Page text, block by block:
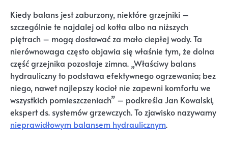
Kiedy balans jest zaburzony, niektóre grzejniki –
szczególnie te najdalej od kotła albo na niższych
piętrach – mogą dostawać za mało ciepłej wody. Ta
nierównowaga często objawia się właśnie tym, że dolna
część grzejnika pozostaje zimna. „Właściwy balans
hydrauliczny to podstawa efektywnego ogrzewania; bez
niego, nawet najlepszy kocioł nie zapewni komfortu we
wszystkich pomieszczeniach” – podkreśla Jan Kowalski,
ekspert ds. systemów grzewczych. To zjawisko nazywamy
nieprawidłowym balansem hydraulicznym.